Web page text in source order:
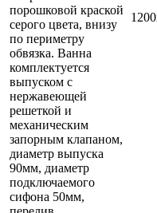
порошковой краской
серого цвета, внизу
по периметру
обвязка. Ванна
комплектуется
выпуском с
нержавеющей
решеткой и
механическим
запорным клапаном,
диаметр выпуска
90мм, диаметр
подключаемого
сифона 50мм,